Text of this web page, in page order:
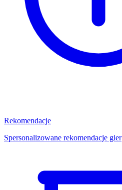
Rekomendacje
Spersonalizowane rekomendacje gier